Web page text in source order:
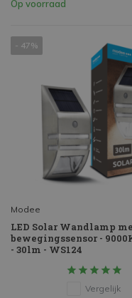
Op voorraad
- 47%
Modee
LED Solar Wandlamp
bewegingssensor -
- 30lm - WS124
Vergelijk